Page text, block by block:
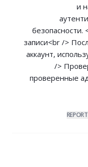
и
безопасности.
записи<br />
аккаунт,
/>
проверенные